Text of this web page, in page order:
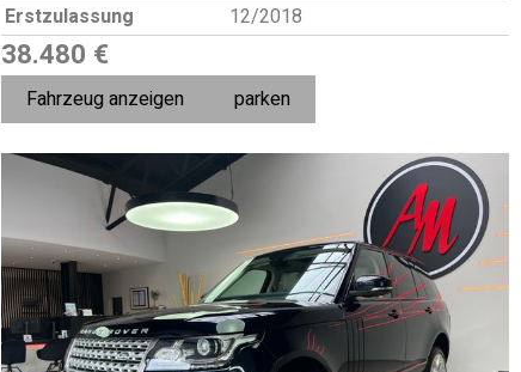
Erstzulassung
12/2018
38.480 €
Fahrzeug anzeigen parken